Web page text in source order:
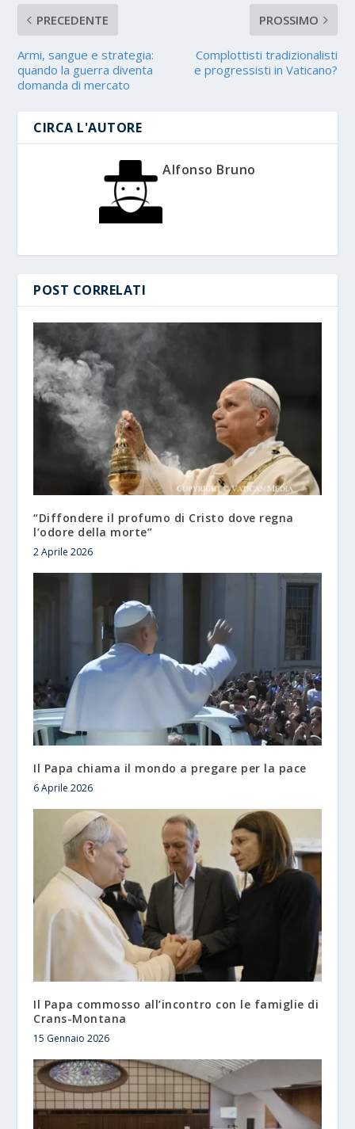
PRECEDENTE
Armi, sangue e strategia:
quando la guerra diventa
domanda di mercato
PROSSIMO
Complottisti tradizionalisti
e progressisti in Vaticano?
CIRCA L'AUTORE
Alfonso Bruno
POST CORRELATI
“Diffondere il profumo di Cristo dove regna
l’odore della morte”
2 Aprile 2026
Il Papa chiama il mondo a pregare per la pace
6 Aprile 2026
Il Papa commosso all’incontro con le famiglie di
Crans-Montana
15 Gennaio 2026